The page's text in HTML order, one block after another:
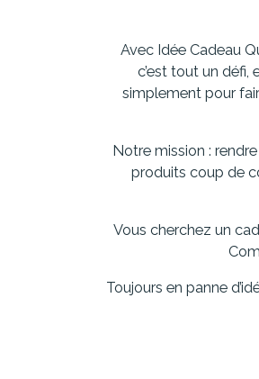
Avec Idée Cadeau
c’est tout un défi,
simplement pour
Notre mission :
produits coup de
Vous cherchez un
Toujours en panne